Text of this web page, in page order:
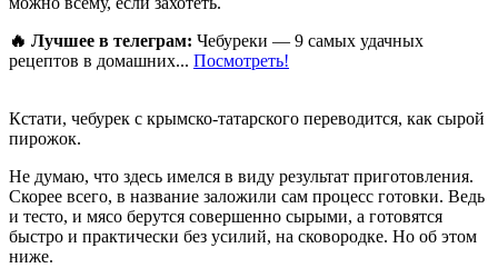
🔥 Лучшее в телеграм: Чебуреки — 9 самых удачных
рецептов в домашних... Посмотреть!
Кстати, чебурек с крымско-татарского переводится, как сырой
пирожок.
Не думаю, что здесь имелся в виду результат приготовления.
Скорее всего, в название заложили сам процесс готовки. Ведь
и тесто, и мясо берутся совершенно сырыми, а готовятся
быстро и практически без усилий, на сковородке. Но об этом
ниже.